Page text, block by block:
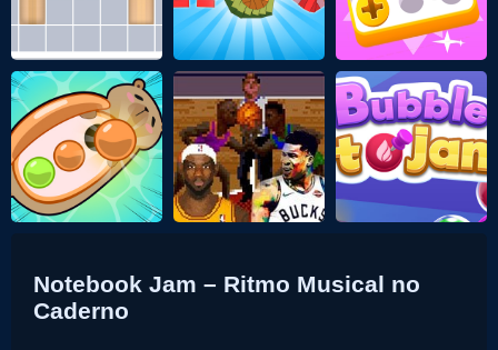
Notebook Jam – Ritmo Musical no
Caderno